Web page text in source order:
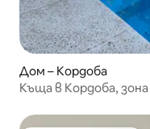
Дом – Кордоба
Къща в Кордоба,